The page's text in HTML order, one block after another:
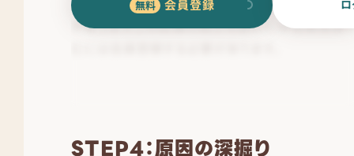
会員登録
STEP4：原因の深掘り